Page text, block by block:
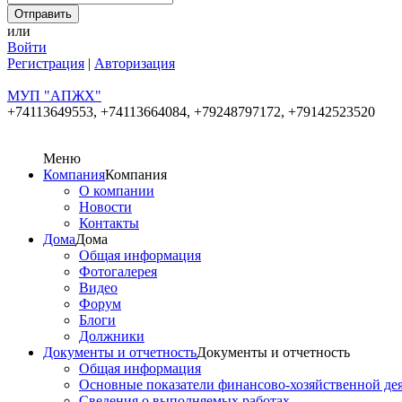
или
Войти
Регистрация | Авторизация
МУП "АПЖХ"
+74113649553, +74113664084, +79248797172, +79142523520
Меню
КомпанияКомпания
О компании
Новости
Контакты
ДомаДома
Общая информация
Фотогалерея
Видео
Форум
Блоги
Должники
Документы и отчетностьДокументы и отчетность
Общая информация
Основные показатели финансово-хозяйственной